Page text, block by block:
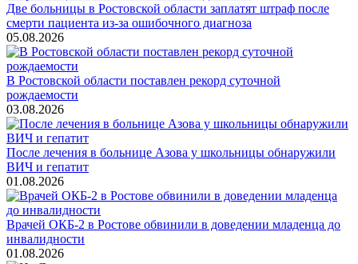
Две больницы в Ростовской области заплатят штраф после
смерти пациента из-за ошибочного диагноза
05.08.2026
В Ростовской области поставлен рекорд суточной
рождаемости
03.08.2026
После лечения в больнице Азова у школьницы обнаружили
ВИЧ и гепатит
01.08.2026
Врачей ОКБ-2 в Ростове обвинили в доведении младенца до
инвалидности
01.08.2026